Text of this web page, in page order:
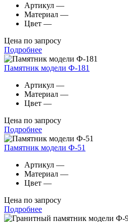
Артикул —
Материал —
Цвет —
Цена по запросу
Подробнее
Памятник модели Ф-181
Артикул —
Материал —
Цвет —
Цена по запросу
Подробнее
Памятник модели Ф-51
Артикул —
Материал —
Цвет —
Цена по запросу
Подробнее